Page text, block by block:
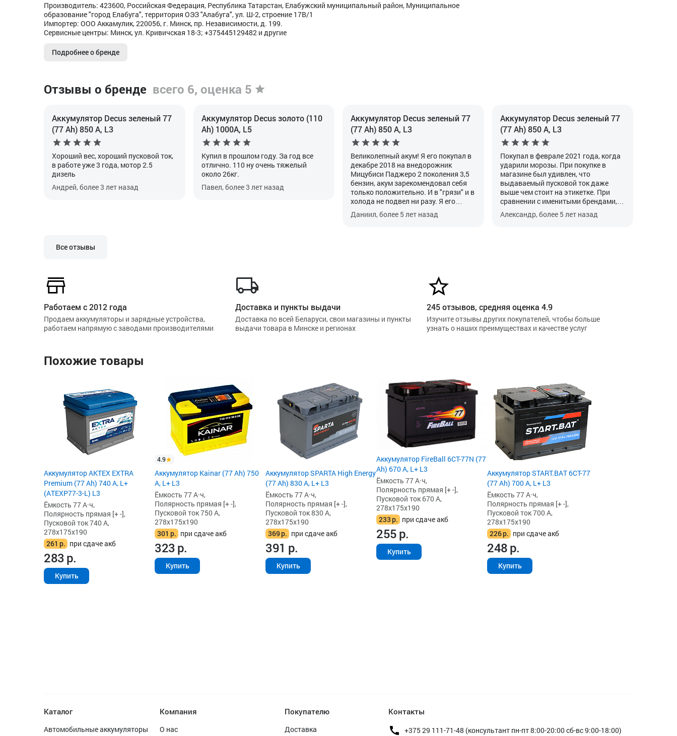
Производитель: 423600, Российская Федерация, Республика Татарстан, Елабужский муниципальный район, Муниципальное
образование "город Елабуга", территория ОЭЗ "Алабуга", ул. Ш-2, строение 17В/1
Импортер: ООО Аккамулик, 220056, г. Минск, пр. Независимости, д. 199.
Сервисные центры: Минск, ул. Кривичская 18-3; +375445129482 и другие
Подробнее о бренде
Отзывы о бренде всего 6, оценка 5
Аккумулятор Decus зеленый 77
(77 Ah) 850 А, L3
Хороший вес, хороший пусковой ток,
в работе уже 3 года, мотор 2.5
дизель
Андрей, более 3 лет назад
Аккумулятор Decus золото (110
Ah) 1000A, L5
Купил в прошлом году. За год все
отлично. 110 ну очень тяжелый
около 26кг.
Павел, более 3 лет назад
Аккумулятор Decus зеленый 77
(77 Ah) 850 А, L3
Великолепный акум! Я его покупал в
декабре 2018 на внедорожник
Мицубиси Паджеро 2 поколения 3,5
бензин, акум зарекомендовал себя
только положительно. И в "грязи" и в
холода не подвел ни разу. Я его
рекомендовал друзьям и все, кто
меня послушал в восторге. Сейчас
Даниил, более 5 лет назад
Аккумулятор Decus зеленый 77
(77 Ah) 850 А, L3
Покупал в феврале 2021 года, когда
ударили морозы. При покупке в
магазине был удивлен, что
выдаваемый пусковой ток даже
выше чем стоит на этикетке. При
сравнении с именитыми брендами,
пускач также был выше, что и
сыграло роль в выборе данного
данного аккума.
Александр, более 5 лет назад
Все отзывы
Работаем с 2012 года
Продаем аккумуляторы и зарядные устройства,
работаем напрямую с заводами производителями
Доставка и пункты выдачи
Доставка по всей Беларуси, свои магазины и пункты
выдачи товара в Минске и регионах
245 отзывов, средняя оценка 4.9
Изучите отзывы других покупателей, чтобы больше
узнать о наших преимуществах и качестве услуг
Похожие товары
Аккумулятор AKTEX EXTRA
Premium (77 Ah) 740 А, L+
(ATEXP77-3-L) L3
Ёмкость 77 А·ч,
Полярность прямая [+ -],
Пусковой ток 740 А,
278x175x190
261 р. при сдаче акб
283р.
Купить
4.9
Аккумулятор Kainar (77 Ah) 750
А, L+ L3
Ёмкость 77 А·ч,
Полярность прямая [+ -],
Пусковой ток 750 А,
278x175x190
301 р. при сдаче акб
323р.
Купить
Аккумулятор SPARTA High Energy
(77 Ah) 830 А, L+ L3
Ёмкость 77 А·ч,
Полярность прямая [+ -],
Пусковой ток 830 А,
278x175x190
369р. при сдаче акб
391 р.
Купить
Аккумулятор FireBall 6СТ-77N (77
Ah) 670 А, L+ L3
Ёмкость 77 А·ч,
Полярность прямая [+ -],
Пусковой ток 670 А,
278x175x190
233р. при сдаче акб
255р.
Купить
Аккумулятор START.BAT 6СТ-77
(77 Ah) 700 А, L+ L3
Ёмкость 77 А·ч,
Полярность прямая [+ -],
Пусковой ток 700 А,
278x175x190
226р. при сдаче акб
248р.
Купить
Каталог
Автомобильные аккумуляторы
Компания
О нас
Покупателю
Доставка
Контакты
+375 29 111-71-48 (консультант пн-пт 8:00-20:00 сб-вс 9:00-18:00)